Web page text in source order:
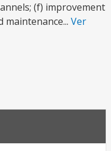
(f) improvement
Ver